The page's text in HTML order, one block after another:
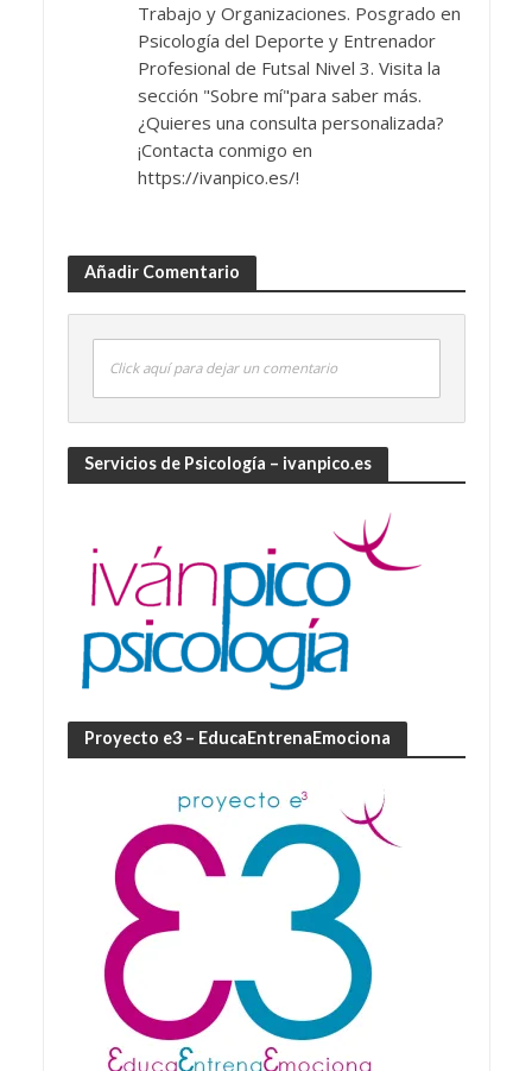
Trabajo y Organizaciones. Posgrado en
Psicología del Deporte y Entrenador
Profesional de Futsal Nivel 3. Visita la
sección "Sobre mí"para saber más.
¿Quieres una consulta personalizada?
¡Contacta conmigo en
https://ivanpico.es/!
Añadir Comentario
Click aquí para dejar un comentario
Servicios de Psicología – ivanpico.es
Proyecto e3 – EducaEntrenaEmociona